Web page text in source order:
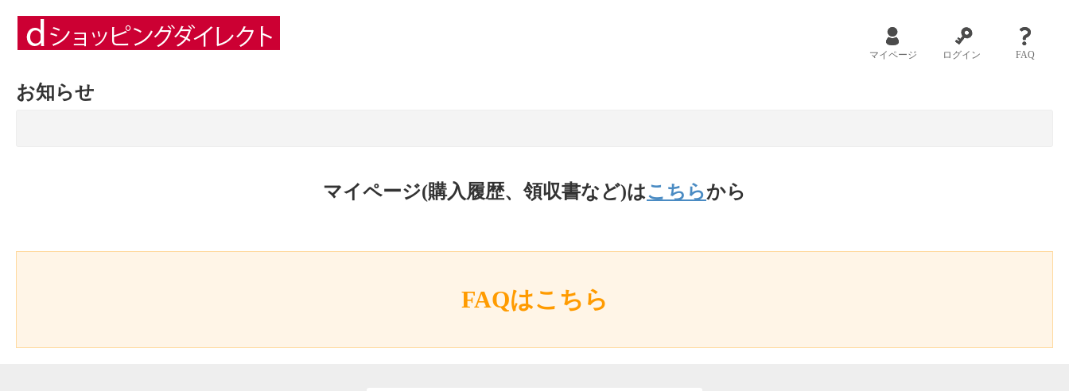
マイページ ログイン FAQ
お知らせ
マイページ(購入履歴、領収書など)はこちらから
FAQはこちら